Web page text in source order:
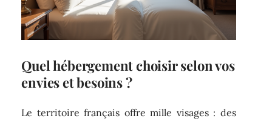
Quel hébergement choisir selon vos
envies et besoins ?
Le territoire français offre mille visages : des